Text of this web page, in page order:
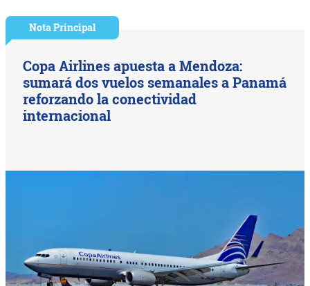
Nota Principal
Copa Airlines apuesta a Mendoza:
sumará dos vuelos semanales a Panamá
reforzando la conectividad
internacional